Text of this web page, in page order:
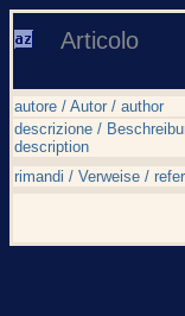
Articolo
autore / Autor / author
descrizione /
description
rimandi / Verweise /